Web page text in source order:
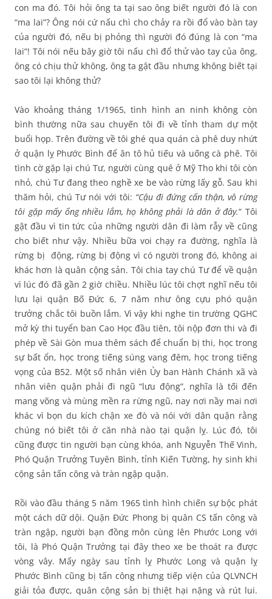
con ma đó. Tôi hỏi ông ta tại sao ông biết người đó là con
“ma lai”? Ông nói cứ nấu chì cho chảy ra rồi đổ vào bàn tay
của người đó, nếu bị phỏng thì người đó đúng là con “ma
lai”! Tôi nói nếu bây giờ tôi nấu chì đổ thử vào tay của ông,
ông có chịu thử không, ông ta gật đầu nhưng không biết tại
sao tôi lại không thử?
Vào khoảng tháng 1/1965, tình hình an ninh không còn
bình thường nữa sau chuyến tôi đi về tỉnh tham dự một
buổi họp. Trên đường về tôi ghé qua quán cà phê duy nhứt
ở quận lỵ Phước Bình để ăn tô hủ tiếu và uống cà phê. Tôi
tình cờ gặp lại chú Tư, người cùng quê ở Mỹ Tho khi tôi còn
nhỏ, chú Tư đang theo nghề xe be vào rừng lấy gỗ. Sau khi
thăm hỏi, chú Tư nói với tôi: “Cậu đi đứng cẩn thận, vô rừng
tôi gặp mấy ổng nhiều lắm, họ không phải là dân ở đây.” Tôi
gật đầu vì tin tức của những người dân đi làm rẫy về cũng
cho biết như vậy. Nhiều bữa voi chạy ra đường, nghĩa là
rừng bị động, rừng bị động vì có người trong đó, không ai
khác hơn là quân cộng sản. Tôi chia tay chú Tư để về quận
vì lúc đó đã gần 2 giờ chiều. Nhiều lúc tôi chợt nghĩ nếu tôi
lưu lại quận Bố Đức 6, 7 năm như ông cựu phó quận
trưởng chắc tôi buồn lắm. Vì vậy khi nghe tin trường QGHC
mở kỳ thi tuyển ban Cao Học đầu tiên, tôi nộp đơn thi và đi
phép về Sài Gòn mua thêm sách để chuẩn bị thi, học trong
sự bất ổn, học trong tiếng súng vang đêm, học trong tiếng
vọng của B52. Một số nhân viên Ủy ban Hành Chánh xã và
nhân viên quận phải đi ngũ “lưu động”, nghĩa là tối đến
mang võng và mùng mền ra rừng ngũ, nay nơi nầy mai nơi
khác vì bọn du kích chận xe đò và nói với dân quận rằng
chúng nó biết tôi ở căn nhà nào tại quận lỵ. Lúc đó, tôi
cũng được tin người bạn cùng khóa, anh Nguyễn Thế Vinh,
Phó Quận Trưởng Tuyên Bình, tỉnh Kiến Tường, hy sinh khi
cộng sản tấn công và tràn ngập quận.
Rồi vào đầu tháng 5 năm 1965 tình hình chiến sự bộc phát
một cách dữ dội. Quận Đức Phong bị quân CS tấn công và
tràn ngập, người bạn đồng môn cùng lên Phước Long với
tôi, là Phó Quận Trưởng tại đây theo xe be thoát ra được
vòng vây. Mấy ngày sau tỉnh lỵ Phước Long và quận lỵ
Phước Bình cũng bị tấn công nhưng tiếp viện của QLVNCH
giải tỏa được, quân cộng sản bị thiệt hại nặng và rút lui.